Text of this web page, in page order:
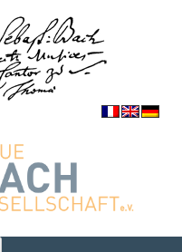
Skip to content